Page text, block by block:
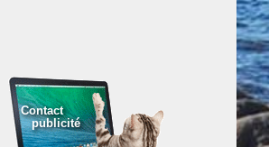
Contact
publicité